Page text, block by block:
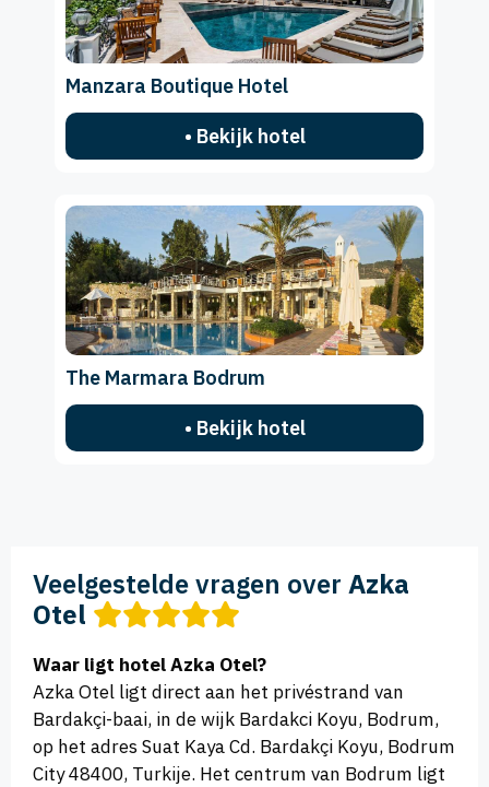
Manzara Boutique Hotel
• Bekijk hotel
The Marmara Bodrum
• Bekijk hotel
Veelgestelde vragen over Azka
Otel
Waar ligt hotel Azka Otel?
Azka Otel ligt direct aan het privéstrand van
Bardakçi-baai, in de wijk Bardakci Koyu, Bodrum,
op het adres Suat Kaya Cd. Bardakçi Koyu, Bodrum
City 48400, Turkije. Het centrum van Bodrum ligt